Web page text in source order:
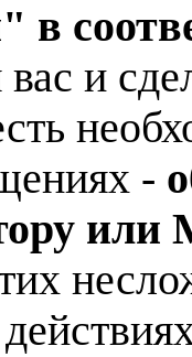
в
вас и
-
или